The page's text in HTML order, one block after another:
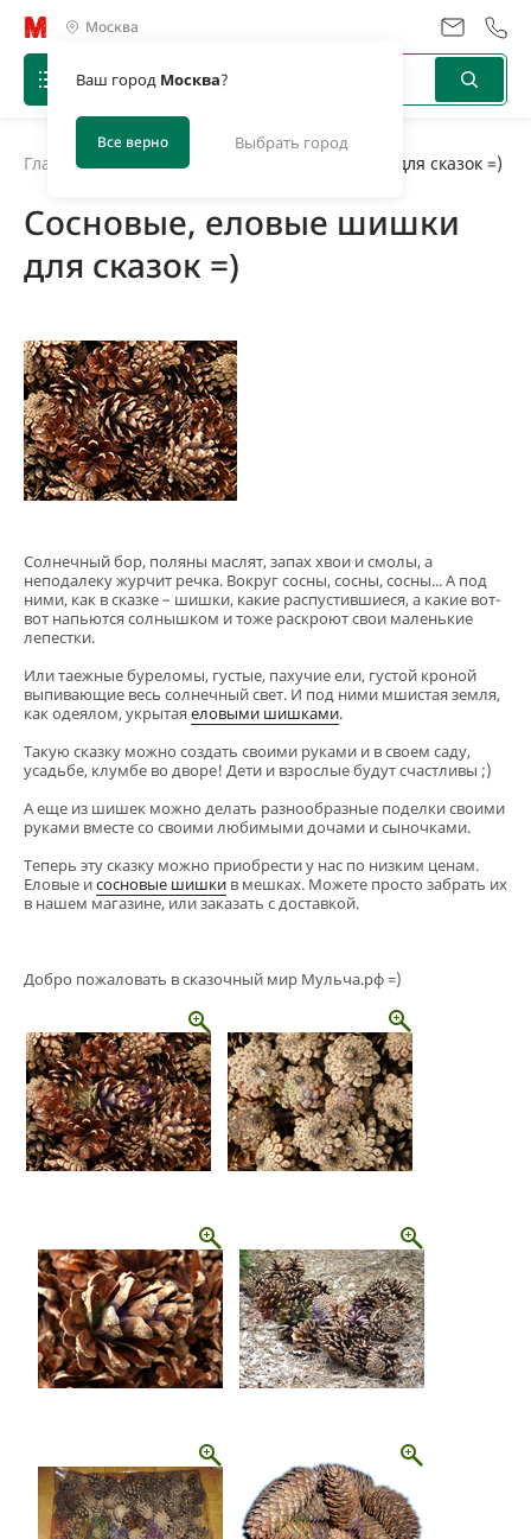
Москва
Ваш город Москва?
Все верно Выбрать город
Главная Сосновые, еловые шишки для сказок =)
Сосновые, еловые шишки
для сказок =)
Солнечный бор, поляны маслят, запах хвои и смолы, а
неподалеку журчит речка. Вокруг сосны, сосны, сосны... А под
ними, как в сказке – шишки, какие распустившиеся, а какие вот-
вот напьются солнышком и тоже раскроют свои маленькие
лепестки.
Или таежные буреломы, густые, пахучие ели, густой кроной
выпивающие весь солнечный свет. И под ними мшистая земля,
как одеялом, укрытаяеловыми шишками.
Такую сказку можно создать своими руками и в своем саду,
усадьбе, клумбе во дворе! Дети и взрослые будут счастливы ;)
А еще из шишек можно делать разнообразные поделки своими
руками вместе со своими любимыми дочами и сыночками.
Теперь эту сказку можно приобрести у нас по низким ценам.
Еловые исосновые шишки в мешках. Можете просто забрать их
в нашем магазине, или заказать с доставкой.
Добро пожаловать в сказочный мир Мульча.рф =)